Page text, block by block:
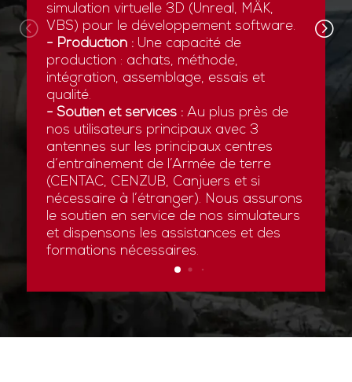
simulation virtuelle 3D (Unreal, MÄK,
VBS) pour le développement software.
- Production :Une capacité de
production : achats, méthode,
intégration, assemblage, essais et
qualité.
- Soutien et services :Au plus près de
nos utilisateurs principaux avec 3
antennes sur les principaux centres
d’entraînement de l’Armée de terre
(CENTAC, CENZUB, Canjuers et si
nécessaire à l’étranger). Nous assurons
le soutien en service de nos simulateurs
et dispensons les assistances et des
formations nécessaires.